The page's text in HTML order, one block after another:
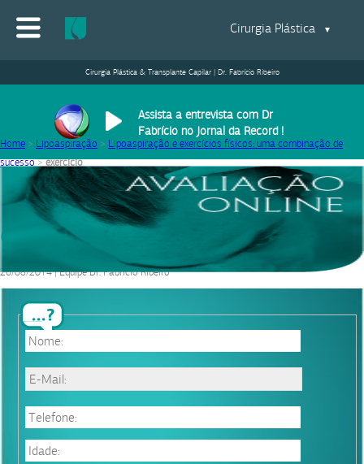
Cirurgia Plástica ▼
Cirurgia Plástica & Transplante Capilar | Dr. Fabrício Ribeiro
Assista a entrevista com Dr
Fabrício no Jornal da Record !
Home > Lipoaspiração > Lipoaspiração e exercícios físicos: uma combinação de
sucesso>exercicio
exercicio
26/08/2014|Equipe Dr. Fabrício Ribeiro